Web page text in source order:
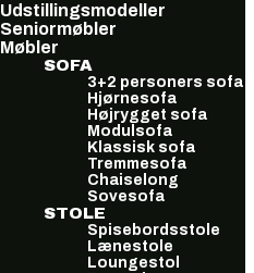
Udstillingsmodeller
Seniormøbler
Møbler
SOFA
3+2 personers sofa
Hjørnesofa
Højrygget sofa
Modulsofa
Klassisk sofa
Tremmesofa
Chaiselong
Sovesofa
STOLE
Spisebordsstole
Lænestole
Loungestol